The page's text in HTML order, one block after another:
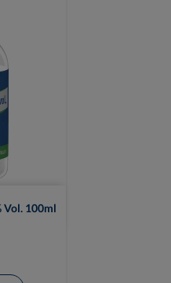
Vol. 100ml